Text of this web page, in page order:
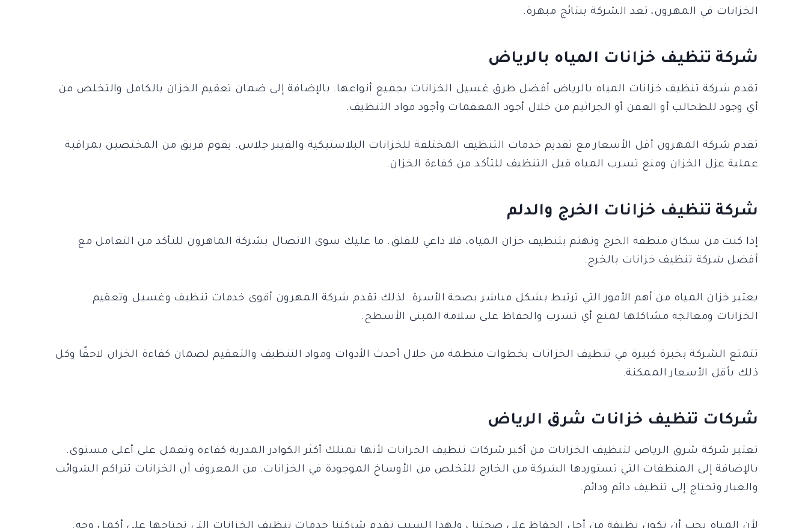
الخزانات في المهرون، تعد الشركة بنتائج مبهرة.
شركة تنظيف خزانات المياه بالرياض
تقدم شركة تنظيف خزانات المياه بالرياض أفضل طرق غسيل الخزانات بجميع أنواعها. بالإضافة إلى ضمان تعقيم الخزان بالكامل والتخلص من
أي وجود للطحالب أو العفن أو الجراثيم من خلال أجود المعقمات وأجود مواد التنظيف.
تقدم شركة المهرون أقل الأسعار مع تقديم خدمات التنظيف المختلفة للخزانات البلاستيكية والفيبر جلاس. يقوم فريق من المختصين بمراقبة
عملية عزل الخزان ومنع تسرب المياه قبل التنظيف للتأكد من كفاءة الخزان.
شركة تنظيف خزانات الخرج والدلم
إذا كنت من سكان منطقة الخرج وتهتم بتنظيف خزان المياه، فلا داعي للقلق. ما عليك سوى الاتصال بشركة الماهرون للتأكد من التعامل مع
أفضل شركة تنظيف خزانات بالخرج.
يعتبر خزان المياه من أهم الأمور التي ترتبط بشكل مباشر بصحة الأسرة. لذلك تقدم شركة المهرون أقوى خدمات تنظيف وغسيل وتعقيم
الخزانات ومعالجة مشاكلها لمنع أي تسرب والحفاظ على سلامة المبنى الأسطح.
تتمتع الشركة بخبرة كبيرة في تنظيف الخزانات بخطوات منظمة من خلال أحدث الأدوات ومواد التنظيف والتعقيم لضمان كفاءة الخزان لاحقًا وكل
ذلك بأقل الأسعار الممكنة.
شركات تنظيف خزانات شرق الرياض
تعتبر شركة شرق الرياض لتنظيف الخزانات من أكبر شركات تنظيف الخزانات لأنها تمتلك أكثر الكوادر المدربة كفاءة وتعمل على أعلى مستوى.
بالإضافة إلى المنظفات التي تستوردها الشركة من الخارج للتخلص من الأوساخ الموجودة في الخزانات. من المعروف أن الخزانات تتراكم الشوائب
والغبار وتحتاج إلى تنظيف دائم ودائم.